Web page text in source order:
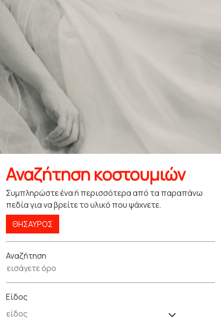
Αναζήτηση κοστουμιών
Συμπληρώστε ένα ή περισσότερα από τα παραπάνω
πεδία για να βρείτε το υλικό που ψάχνετε.
ΘΗΣΑΥΡΌΣ
Αναζήτηση
Είδος